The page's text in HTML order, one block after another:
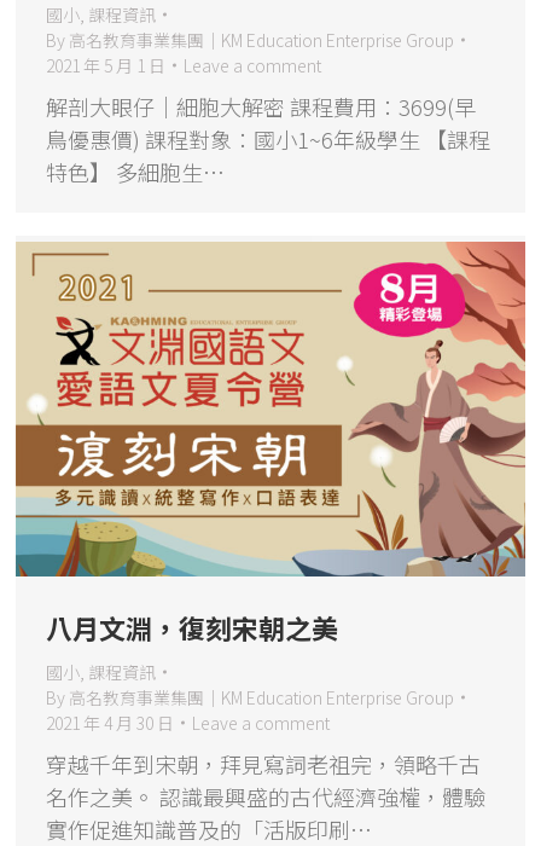
國小, 課程資訊
By 高名教育事業集團｜KM Education Enterprise Group
2021 年 5 月 1 日
Leave a comment
解剖大眼仔｜細胞大解密 課程費用：3699(早
鳥優惠價) 課程對象：國小1~6年級學生 【課程
特色】 多細胞生…
八月文淵，復刻宋朝之美
國小, 課程資訊
By 高名教育事業集團｜KM Education Enterprise Group
2021 年 4 月 30 日
Leave a comment
穿越千年到宋朝，拜見寫詞老祖完，領略千古
名作之美。 認識最興盛的古代經濟強權，體驗
實作促進知識普及的「活版印刷…